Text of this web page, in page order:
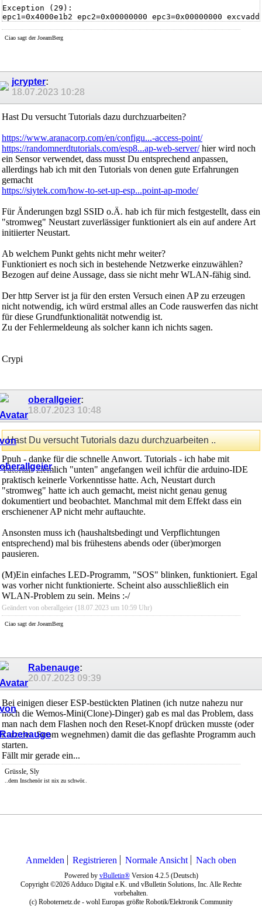
Exception (29):
epc1=0x4000e1b2 epc2=0x00000000 epc3=0x00000000
ctx: sys
sp: 3ffffce0 end: 3fffffb0 offset: 01a0
3ffffe90:  40213be6 40213ba4 00000000 40106dd4
3ffffea0:  60000600 00000000 000002e1 40213c27
3ffffeb0:  00000001 00001388 3ff20200 ffffffff
3ffffec0:  402317e7 ffffffc4 4022aa6a 00000001
3ffffed0:  4022ecce 00000001 3ffee5e0 00000064
3ffffee0:  4022aa81 00000001 3ffee5e0 026e12e7
3fffff00:  4022bce5 402118ed 3ffede70 40213ba4
3fffff10:  3fff0f4c 3ffef234 3fff0f4c 40213bae
3fffff20:  3ffede70 00000000 0000000d 3ffe9214
3fffff30:  4021196b 3ffede70 00000000 4022900e
3fffff40:  4021173b 3ffede88 3ffee5e0 026ebc26
3fffff50:  00000000 3ffede88 3ffee5e0 026ebc26
3fffff60:  40211be4 00c27d38 3ffee5b8 3ffee5e0
3fffff80:  4021c27e 3fffdab0 00000000 3fffdcb0
3fffff90:  3ffee608 3fffdad0 3ffefd20 40205cab
3fffffa0:  40000f49 40000f49 3fffdab0 40000f49
<<<stack<<<
ets Jan  8 2013,rst cause:2, boot mode:(3,6)
load 0x4010f000, len 1264, room 16
tail 0
csum 0x0f
~ldHTTP server started
Ciao sagt der JoeamBerg
jcrypter:
18.07.2023 10:28
Hast Du versucht Tutorials dazu durchzuarbeiten?
https://www.aranacorp.com/en/configu...-access-point/
https://randomnerdtutorials.com/esp8...ap-web-server/hier wird noch
ein Sensor verwendet, dass musst Du entsprechend anpassen,
allerdings hab ich mit den Tutorials von denen gute Erfahrungen
gemacht
https://siytek.com/how-to-set-up-esp...point-ap-mode/
Für Änderungen bzgl SSID o.Ä. hab ich für mich festgestellt, dass ein
"stromweg" Neustart zuverlässiger funktioniert als ein auf andere Art
initiierter Neustart.
Ab welchem Punkt gehts nicht mehr weiter?
Funktioniert es noch sich in bestehende Netzwerke einzuwählen?
Bezogen auf deine Aussage, dass sie nicht mehr WLAN-fähig sind.
Der http Server ist ja für den ersten Versuch einen AP zu erzeugen
nicht notwendig, ich würd erstmal alles an Code rauswerfen das nicht
für diese Grundfunktionalität notwendig ist.
Zu der Fehlermeldeung als solcher kann ich nichts sagen.
Crypi
oberallgeier:
18.07.2023 10:48
Hast Du versucht Tutorials dazu durchzuarbeiten ..
Ppuh - danke für die schnelle Anwort. Tutorials - ich habe mit
Tutorials ziemlich "unten" angefangen weil ichfür die arduino-IDE
praktisch keinerle Vorkenntisse hatte. Ach, Neustart durch
"stromweg" hatte ich auch gemacht, meist nicht genau genug
dokumentiert und beobachtet. Manchmal mit dem Effekt dass ein
erschienener AP nicht mehr auftauchte.
Ansonsten muss ich (haushaltsbedingt und Verpflichtungen
entsprechend) mal bis frühestens abends oder (über)morgen
pausieren.
(M)Ein einfaches LED-Programm, "SOS" blinken, funktioniert. Egal
was vorher nicht funktionierte. Scheint also ausschließlich ein
WLAN-Problem zu sein. Meins :-/
Geändert von oberallgeier (18.07.2023 um 10:59 Uhr)
Ciao sagt der JoeamBerg
Rabenauge:
20.07.2023 09:39
Bei einigen dieser ESP-bestückten Platinen (ich nutze nahezu nur
noch die Wemos-Mini(Clone)-Dinger) gab es mal das Problem, dass
man nach dem Flashen noch den Reset-Knopf drücken musste (oder
kurz den Strom wegnehmen) damit die das geflashte Programm auch
starten.
Fällt mir gerade ein...
Grüssle, Sly
..dem Inschenör ist nix zu schwör..
Anmelden Registrieren Normale Ansicht Nach oben
Powered by vBulletin®Version 4.2.5 (Deutsch)
Copyright ©2026 Adduco Digital e.K. und vBulletin Solutions, Inc. Alle Rechte
vorbehalten.
(c) Roboternetz.de - wohl Europas größte Robotik/Elektronik Community